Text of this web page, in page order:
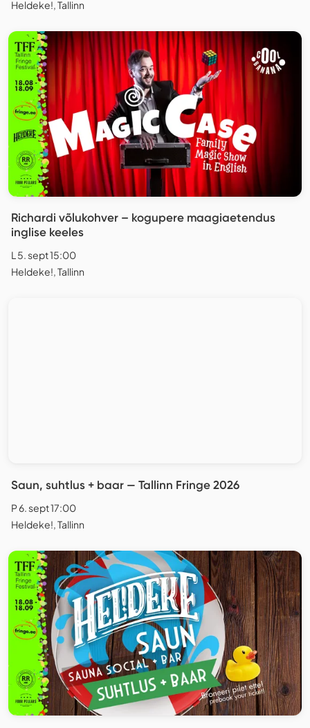
Heldeke!, Tallinn
Richardi võlukohver – kogupere maagiaetendus
inglise keeles
L 5. sept 15:00
Heldeke!, Tallinn
Saun, suhtlus + baar — Tallinn Fringe 2026
P 6. sept 17:00
Heldeke!, Tallinn